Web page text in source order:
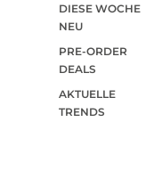
DIESE WOCHE
NEU
PRE-ORDER
DEALS
AKTUELLE
TRENDS